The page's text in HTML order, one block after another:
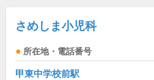
さめしま小児科
所在地・電話番号
甲東中学校前駅